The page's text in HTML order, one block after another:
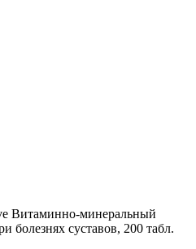
Витаминно-минеральный
болезнях суставов, 200 табл.